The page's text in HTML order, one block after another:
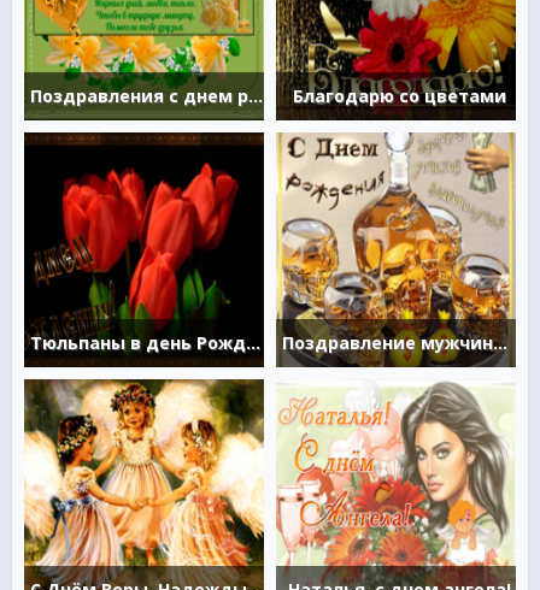
Поздравления с днем рождения Оксане Благодарю со цветами
Тюльпаны в день Рождения Поздравление мужчине Скорпиону